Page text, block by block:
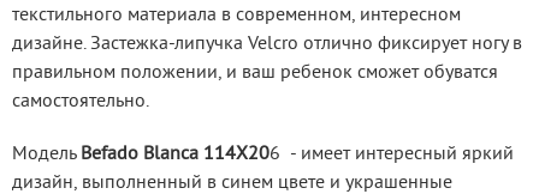
текстильного материала в современном, интересном
дизайне. Застежка-липучка Velcro отлично фиксирует ногу в
правильном положении, и ваш ребенок сможет обуватся
самостоятельно.
Модель Befado Blanca 114X206  - имеет интересный яркий
дизайн, выполненный в синем цвете и украшенные